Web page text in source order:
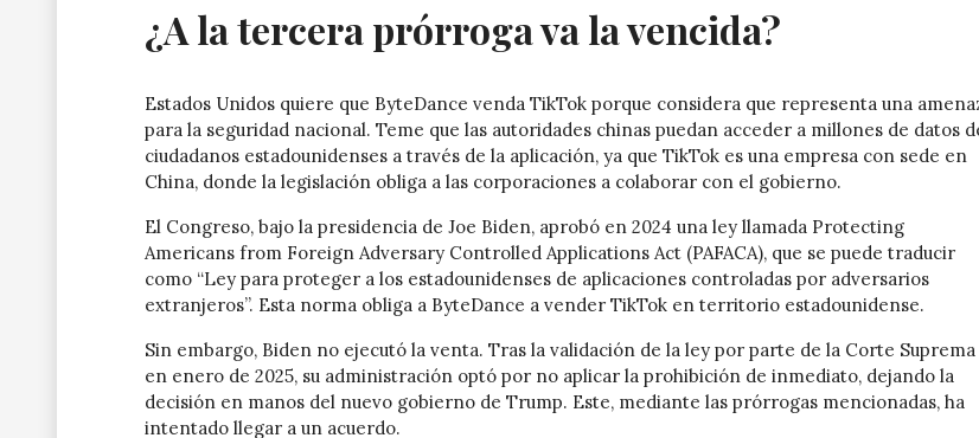
¿A la tercera prórroga va la vencida?
Estados Unidos quiere que ByteDance venda TikTok porque considera que representa una
para la seguridad nacional. Teme que las autoridades chinas puedan acceder a millones de datos
ciudadanos estadounidenses a través de la aplicación, ya que TikTok es una empresa con sede en
China, donde la legislación obliga a las corporaciones a colaborar con el gobierno.
El Congreso, bajo la presidencia de Joe Biden, aprobó en 2024 una ley llamada Protecting
Americans from Foreign Adversary Controlled Applications Act (PAFACA), que se puede traducir
como “Ley para proteger a los estadounidenses de aplicaciones controladas por adversarios
extranjeros”. Esta norma obliga a ByteDance a vender TikTok en territorio estadounidense.
Sin embargo, Biden no ejecutó la venta. Tras la validación de la ley por parte de la Corte Suprema
en enero de 2025, su administración optó por no aplicar la prohibición de inmediato, dejando la
decisión en manos del nuevo gobierno de Trump. Este, mediante las prórrogas mencionadas, ha
intentado llegar a un acuerdo.